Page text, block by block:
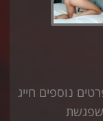
נוספים חייג
שפגשת